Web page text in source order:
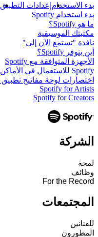
بدء الاستخدام إعدادات التطبيق
بدء استخدام Spotify
ما هو Spotify؟
مكتبتك الموسيقية
نافذة "تستمع الآن إلى"
أين يتوفر Spotify؟
الأجهزة المتوافقة مع Spotify
Spotify للاستعمال في الأماكن العامة والتجارية
اختصارات لوحة مفاتيح تطبيق Spotify
Spotify for Artists
Spotify for Creators
الشركة
لمحة
وظائف
For the Record
المجتمعات
للفنانين
المطورون